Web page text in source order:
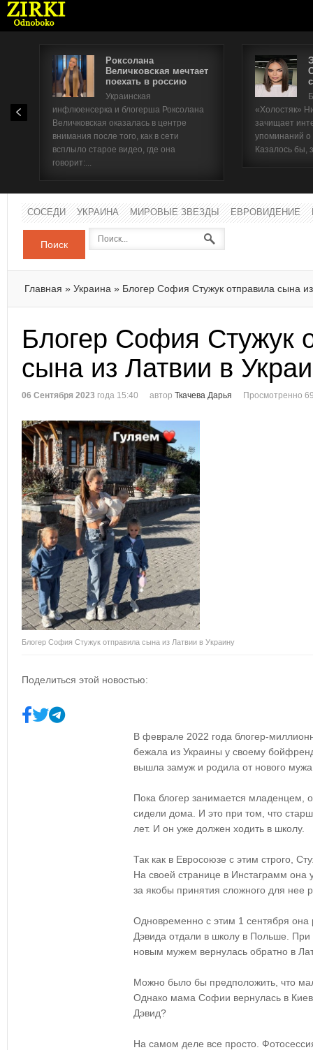
Роксолана
Величковская мечтает
поехать в россию
Украинская
инфлюенсерка и блогерша Роксолана
Величковская оказалась в центре
внимания после того, как в сети
всплыло старое видео, где она
говорит:...
«Холостяк»
зачищает
упоминаний
Казалось бы,
СОСЕДИ УКРАИНА МИРОВЫЕ ЗВЕЗДЫ ЕВРОВИДЕНИЕ
Поиск
Главная » Украина » Блогер София Стужук отправила сына
Блогер София Стужук
сына из Латвии в
06 Сентября 2023 года 15:40 автор Ткачева Дарья Просмотренно
Блогер София Стужук отправила сына из Латвии в Украину
Поделиться этой новостью:
В феврале 2022 года блогер-
бежала из Украины у своему
вышла замуж и родила от нового мужа
Пока блогер занимается младенцем,
сидели дома. И это при том, что
лет. И он уже должен ходить в школу.
Так как в Евросоюзе с этим строго,
На своей странице в Инстаграмм она
за якобы принятия сложного для нее
Одновременно с этим 1 сентября
Дэвида отдали в школу в Польше. При
новым мужем вернулась обратно в
Можно было бы предположить, что
Однако мама Софии вернулась в
Дэвид?
На самом деле все просто.
Имя